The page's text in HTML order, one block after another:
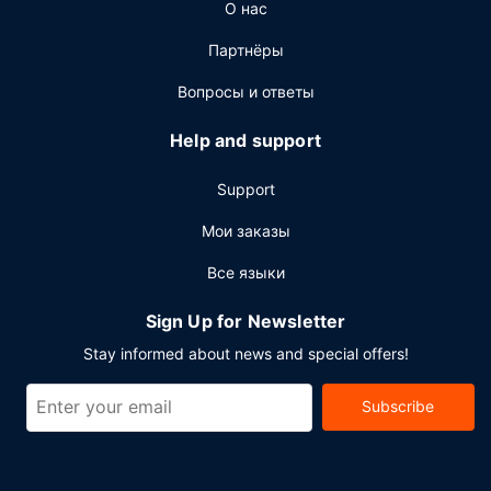
номер, предлагается обслуживание номеров (по
расписанию). Бесплатный завтрак (континентальный)
предлагается ежедневно с 7:00 до 10:30.
Другие особенности
Для удобства гостей предоставляется следующее:
бесплатный (проводной) доступ в интернет, бизнес-
планируете деловое или развлекательное
мероприятие, отель предлагает вам пространство
помещение для конференций и 2 комнат(ы) для
О нас
Партнёры
Вопросы и ответы
Help and support
Support
Мои заказы
Все языки
Sign Up for Newsletter
Stay informed about news and special offers!
Subscribe